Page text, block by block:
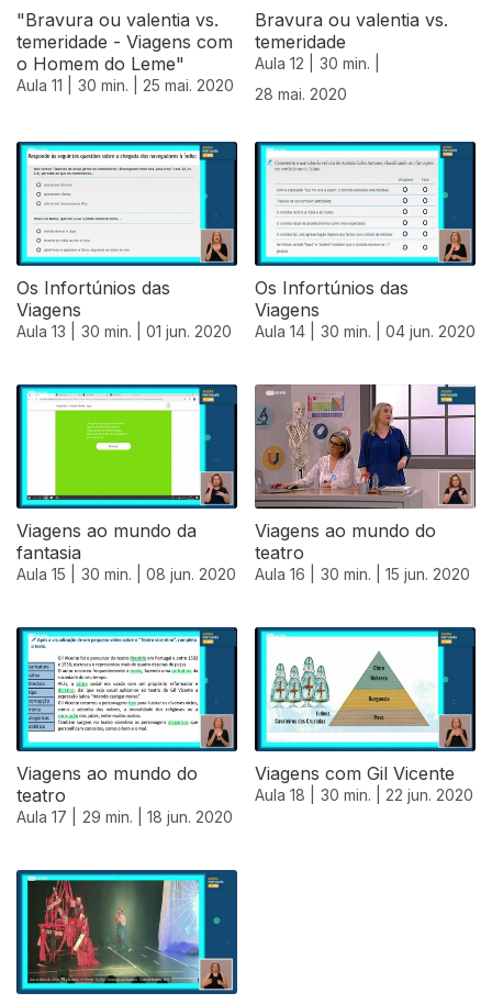
"Bravura ou valentia vs.
temeridade - Viagens com
o Homem do Leme"
Aula 11 | 30 min. | 25 mai. 2020
Bravura ou valentia vs.
temeridade
Aula 12 |
30 min. |
28 mai. 2020
Os Infortúnios das
Viagens
Aula 13 | 30 min. | 01 jun. 2020
Os Infortúnios das
Viagens
Aula 14 | 30 min. | 04 jun. 2020
Viagens ao mundo da
fantasia
Aula 15 | 30 min. | 08 jun. 2020
Viagens ao mundo do
teatro
Aula 16 | 30 min. | 15 jun. 2020
Viagens ao mundo do
teatro
Aula 17 | 29 min. | 18 jun. 2020
Viagens com Gil Vicente
Aula 18 | 30 min. | 22 jun. 2020
479886